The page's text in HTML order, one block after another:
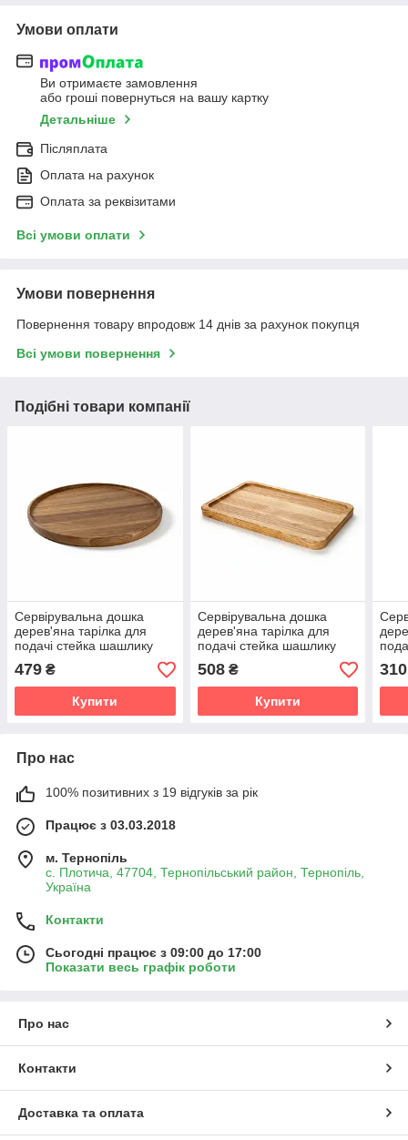
Умови оплати
Ви отримаєте замовлення
або гроші повернуться на вашу картку
Детальніше
Післяплата
Оплата на рахунок
Оплата за реквізитами
Всі умови оплати
Умови повернення
Повернення товару впродовж 14 днів за рахунок покупця
Всі умови повернення
Подібні товари компанії
Сервірувальна дошка
дерев'яна тарілка для
подачі стейка шашлику
м'ясних страв та нарізки
24х24 см "Араунд"
479 ₴
Купити
Сервірувальна дошка
дерев'яна тарілка для
подачі стейка шашлику
м'ясних страв та нарізки
35х20 см "Аквадра"
508₴
Купити
310
Про нас
100% позитивних з 19 відгуків за рік
Працює з 03.03.2018
м. Тернопіль
с. Плотича, 47704, Тернопільський район, Тернопіль,
Україна
Контакти
Сьогодні працює з 09:00 до 17:00
Показати весь графік роботи
Про нас
Контакти
Доставка та оплата